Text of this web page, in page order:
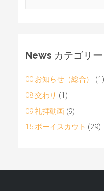
News カテゴリー
00 お知らせ（総合）
(1)
08 交わり (1)
09 礼拝動画 (9)
15 ボーイスカウト (29)